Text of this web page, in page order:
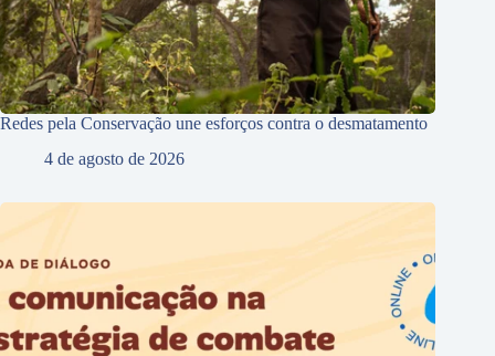
Redes pela Conservação une esforços contra o desmatamento
4 de agosto de 2026